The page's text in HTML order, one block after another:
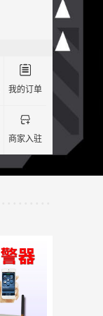
我的订单
商家入驻